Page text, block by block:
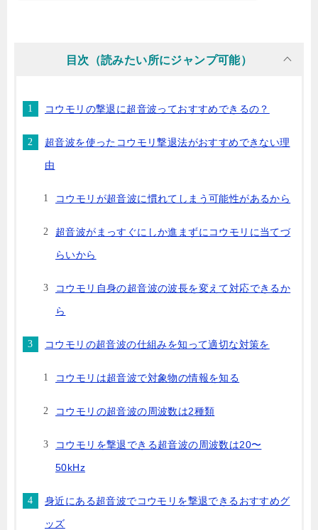
目次（読みたい所にジャンプ可能）
コウモリの撃退に超音波っておすすめできるの？
超音波を使ったコウモリ撃退法がおすすめできない理
由
コウモリが超音波に慣れてしまう可能性があるから
超音波がまっすぐにしか進まずにコウモリに当てづ
らいから
コウモリ自身の超音波の波長を変えて対応できるか
ら
コウモリの超音波の仕組みを知って適切な対策を
コウモリは超音波で対象物の情報を知る
コウモリの超音波の周波数は2種類
コウモリを撃退できる超音波の周波数は20〜
50kHz
身近にある超音波でコウモリを撃退できるおすすめグ
ッズ